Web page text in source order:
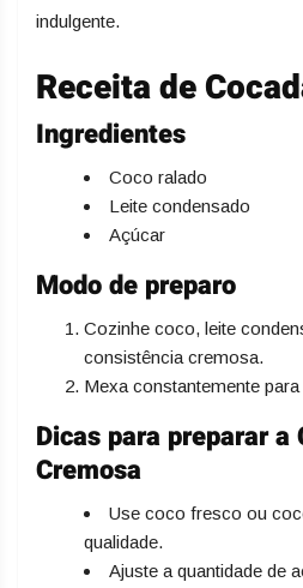
indulgente.
Receita de
Ingredientes
Coco ralado
Leite condensado
Açúcar
Modo de preparo
Cozinhe coco, leite
consistência cremosa.
Mexa constantemente
Dicas para preparar a
Cremosa
Use coco fresco ou
qualidade.
Ajuste a quantidade de